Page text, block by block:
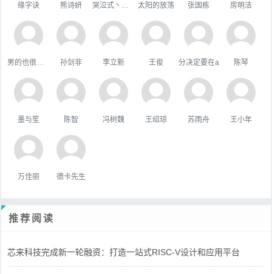
缘字诀 熊诗妍 太阳的放荡 张国栋 房明洁
孙剑非 李立新 王俊 分决定要在a 陈琴
墨与笙 陈智 冯树魏 王绍琼 苏雨舟 王小年
万佳丽 德卡先生
推荐阅读
芯来科技完成新一轮融资：打造一站式RISC-V设计和应用平台